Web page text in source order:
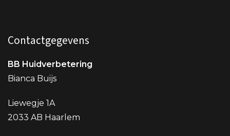
Contactgegevens
BB Huidverbetering
Bianca Buijs
Liewegje 1A
2033 AB Haarlem